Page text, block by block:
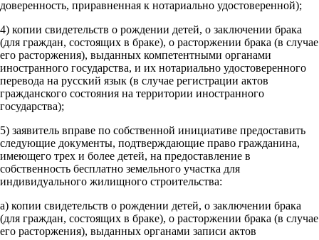
доверенность, приравненная к нотариально удостоверенной);
4) копии свидетельств о рождении детей, о заключении брака
(для граждан, состоящих в браке), о расторжении брака (в случае
его расторжения), выданных компетентными органами
иностранного государства, и их нотариально удостоверенного
перевода на русский язык (в случае регистрации актов
гражданского состояния на территории иностранного
государства);
5) заявитель вправе по собственной инициативе предоставить
следующие документы, подтверждающие право гражданина,
имеющего трех и более детей, на предоставление в
собственность бесплатно земельного участка для
индивидуального жилищного строительства:
а) копии свидетельств о рождении детей, о заключении брака
(для граждан, состоящих в браке), о расторжении брака (в случае
его расторжения), выданных органами записи актов